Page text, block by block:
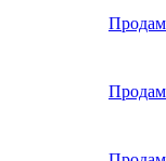
Продам
Продам